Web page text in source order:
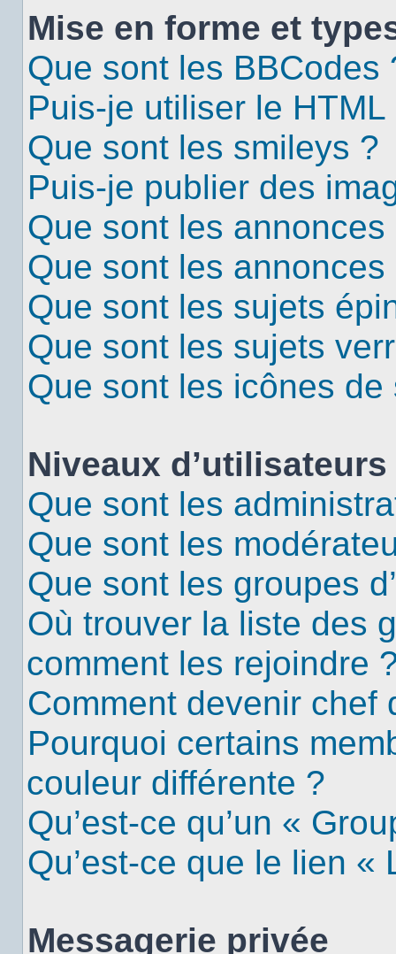
Mise en forme et
Que sont les BBCodes
Puis-je utiliser le HTML
Que sont les smileys ?
Puis-je publier des
Que sont les
Que sont les annonces
Que sont les sujets
Que sont les sujets
Que sont les icônes de
Niveaux
Que sont les
Que sont les
Que sont les groupes
Où trouver la liste des
comment les rejoindre
Comment devenir chef
Pourquoi certains
couleur différente ?
Qu’est-ce qu’un «
Qu’est-ce que le lien «
Messagerie privée